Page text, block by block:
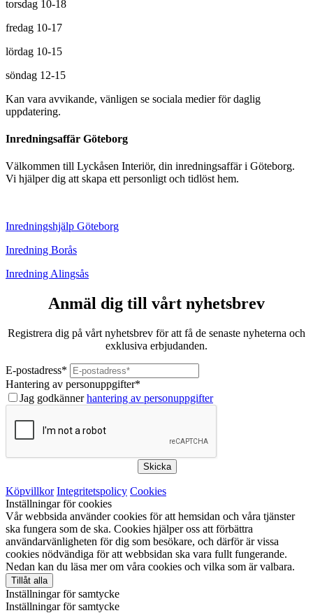
torsdag 10-18
fredag 10-17
lördag 10-15
söndag 12-15
Kan vara avvikande, vänligen se sociala medier för daglig
uppdatering.
Inredningsaffär Göteborg
Välkommen till Lyckåsen Interiör, din inredningsaffär i Göteborg.
Vi hjälper dig att skapa ett personligt och tidlöst hem.
Inredningshjälp Göteborg
Inredning Borås
Inredning Alingsås
Anmäl dig till vårt nyhetsbrev
Registrera dig på vårt nyhetsbrev för att få de senaste nyheterna och
exklusiva erbjudanden.
E-postadress*
Hantering av personuppgifter*
Jag godkännerhantering av personuppgifter
Skicka
Köpvillkor Integritetspolicy Cookies
Inställningar för cookies
Vår webbsida använder cookies för att hemsidan och våra tjänster
ska fungera som de ska. Cookies hjälper oss att förbättra
användarvänligheten för dig som besökare, och därför är vissa
cookies nödvändiga för att webbsidan ska vara fullt fungerande.
Nedan kan du läsa mer om våra cookies och vilka som är valbara.
Tillåt alla
Inställningar för samtycke
Inställningar för samtycke